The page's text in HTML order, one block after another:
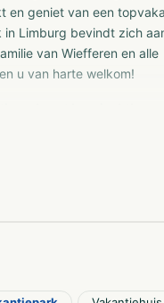
en geniet van een
in Limburg bevindt zich
van Wiefferen en alle
u van harte welkom!
passanten en vaste
Limburgse plassen.
Maas en daar mag u hard